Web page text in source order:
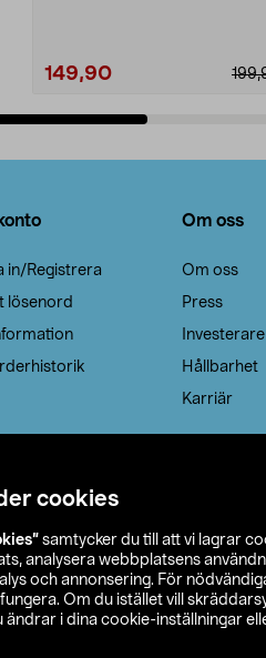
cookies
samtycker du till att vi lagrar
analysera webbplatsens
och annonsering. För
Om du istället vill
i dina cookie-inställningar
149,90
in/Registrera
lösenord
Om oss
Om oss
Press
Investerare
Hållbarhet
Karriär